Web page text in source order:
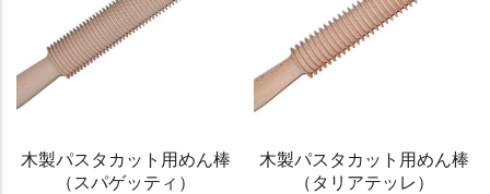
木製パスタカット用めん棒
（スパゲッティ）
木製パスタカット用めん棒
（タリアテッレ）